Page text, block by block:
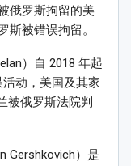
俄罗斯拘留的美
斯被错误拘留。
）自 2018 年起
动，美国及其家
被俄罗斯法院判
Gershkovich）是